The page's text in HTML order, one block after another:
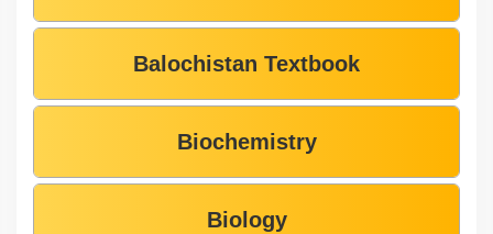
Balochistan Textbook
Biochemistry
Biology